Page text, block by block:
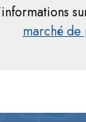
marché